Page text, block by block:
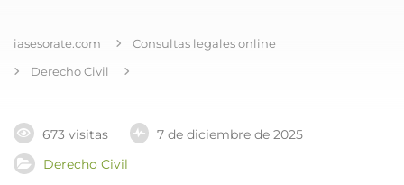
iasesorate.com
Consultas legales online
Derecho Civil
673 visitas
7 de diciembre de 2025
Derecho Civil